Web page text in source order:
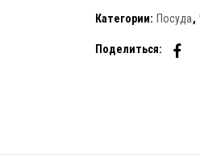
Категории: Посуда,
Поделиться: